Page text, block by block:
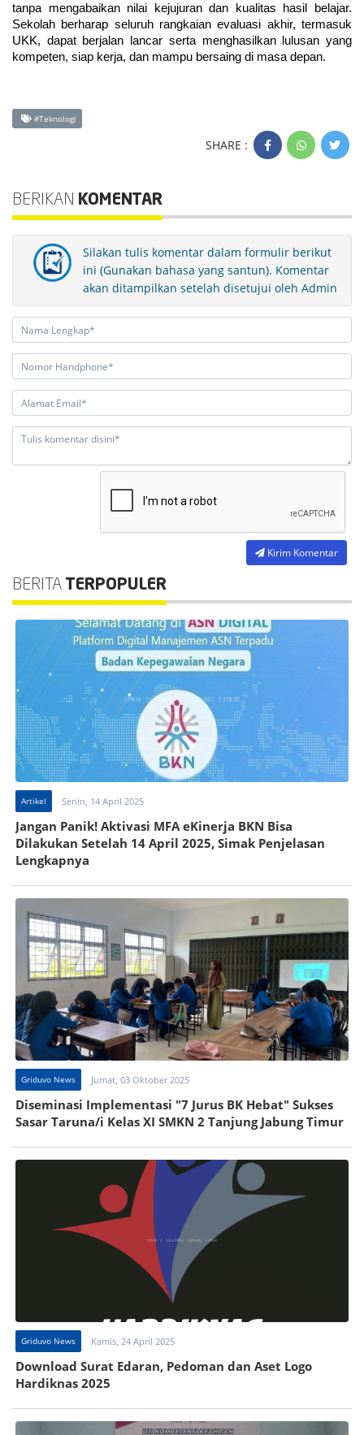
tanpa mengabaikan nilai kejujuran dan kualitas hasil belajar.
Sekolah berharap seluruh rangkaian evaluasi akhir, termasuk
UKK, dapat berjalan lancar serta menghasilkan lulusan yang
kompeten, siap kerja, dan mampu bersaing di masa depan.
#Teknologi
SHARE :
BERIKAN KOMENTAR
Silakan tulis komentar dalam formulir berikut
ini (Gunakan bahasa yang santun). Komentar
akan ditampilkan setelah disetujui oleh Admin
Kirim Komentar
BERITA TERPOPULER
Artikel Senin, 14 April 2025
Jangan Panik! Aktivasi MFA eKinerja BKN Bisa
Dilakukan Setelah 14 April 2025, Simak Penjelasan
Lengkapnya
Griduvo News Jumat, 03 Oktober 2025
Diseminasi Implementasi "7 Jurus BK Hebat" Sukses
Sasar Taruna/i Kelas XI SMKN 2 Tanjung Jabung Timur
Griduvo News Kamis, 24 April 2025
Download Surat Edaran, Pedoman dan Aset Logo
Hardiknas 2025